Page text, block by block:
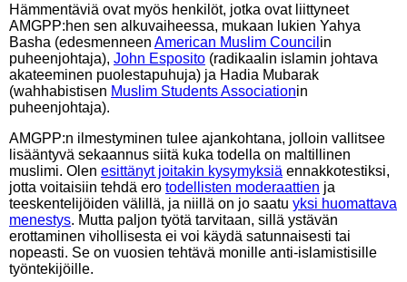
Hämmentäviä ovat myös henkilöt, jotka ovat liittyneet
AMGPP:hen sen alkuvaiheessa, mukaan lukien Yahya
Basha (edesmenneen American Muslim Council in
puheenjohtaja), John Esposito (radikaalin islamin johtava
akateeminen puolestapuhuja) ja Hadia Mubarak
(wahhabistisen Muslim Students Associationin
puheenjohtaja).
AMGPP:n ilmestyminen tulee ajankohtana, jolloin vallitsee
lisääntyvä sekaannus siitä kuka todella on maltillinen
muslimi. Olen esittänyt joitakin kysymyksiä ennakkotestiksi,
jotta voitaisiin tehdä ero todellisten moderaattien ja
teeskentelijöiden välillä, ja niillä on jo saatu yksi huomattava
menestys. Mutta paljon työtä tarvitaan, sillä ystävän
erottaminen vihollisesta ei voi käydä satunnaisesti tai
nopeasti. Se on vuosien tehtävä monille anti-islamistisille
työntekijöille.